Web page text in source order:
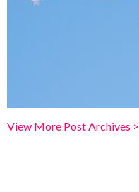
View More Post Archives >